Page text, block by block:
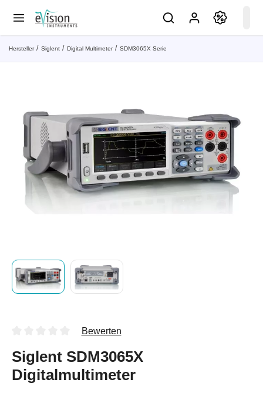
Hersteller Siglent Digital Multimeter SDM3065X Serie
Bewerten
Siglent SDM3065X
Digitalmultimeter